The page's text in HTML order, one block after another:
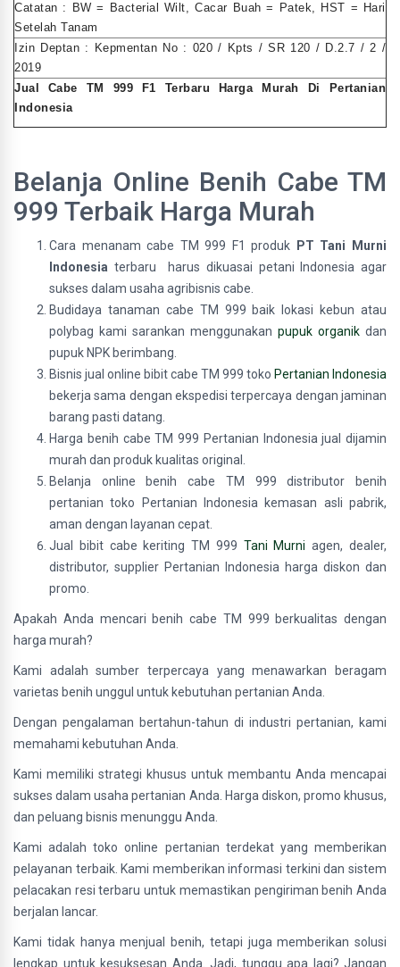
Catatan : BW = Bacterial Wilt, Cacar Buah = Patek, HST = Hari
Setelah Tanam
Izin Deptan : Kepmentan No : 020 / Kpts / SR 120 / D.2.7 / 2 /
2019
Jual Cabe TM 999 F1 Terbaru Harga Murah Di Pertanian
Indonesia
Belanja Online Benih Cabe TM
999 Terbaik Harga Murah
Cara menanam cabe TM 999 F1 produk
PT Tani Murni
Indonesia terbaru harus dikuasai petani Indonesia agar
sukses dalam usaha agribisnis cabe.
Budidaya tanaman cabe TM 999 baik lokasi kebun atau
polybag kami sarankan menggunakan pupuk organik dan
pupuk NPK berimbang.
Bisnis jual online bibit cabe TM 999 toko Pertanian Indonesia
bekerja sama dengan ekspedisi terpercaya dengan jaminan
barang pasti datang.
Harga benih cabe TM 999 Pertanian Indonesia jual dijamin
murah dan produk kualitas original.
Belanja online benih cabe TM 999 distributor benih
pertanian toko Pertanian Indonesia kemasan asli pabrik,
aman dengan layanan cepat.
Jual bibit cabe keriting TM 999 Tani Murni agen, dealer,
distributor, supplier Pertanian Indonesia harga diskon dan
promo.
Apakah Anda mencari benih cabe TM 999 berkualitas dengan
harga murah?
Kami adalah sumber terpercaya yang menawarkan beragam
varietas benih unggul untuk kebutuhan pertanian Anda.
Dengan pengalaman bertahun-tahun di industri pertanian, kami
memahami kebutuhan Anda.
Kami memiliki strategi khusus untuk membantu Anda mencapai
sukses dalam usaha pertanian Anda. Harga diskon, promo khusus,
dan peluang bisnis menunggu Anda.
Kami adalah toko online pertanian terdekat yang memberikan
pelayanan terbaik. Kami memberikan informasi terkini dan sistem
pelacakan resi terbaru untuk memastikan pengiriman benih Anda
berjalan lancar.
Kami tidak hanya menjual benih, tetapi juga memberikan solusi
lengkap untuk kesuksesan Anda. Jadi, tunggu apa lagi? Jangan